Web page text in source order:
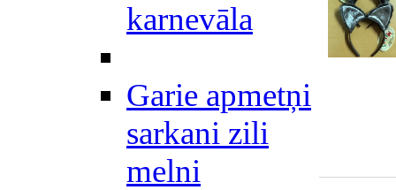
karnevāla
Garie apmetņi
sarkani zili
melni